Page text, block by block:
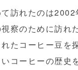
訪れたのは
察のために訪れ
たコーヒー豆を
コーヒーの歴史